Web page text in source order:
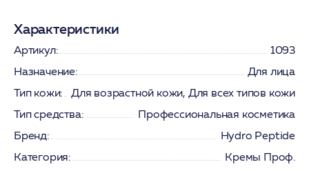
Характеристики
Артикул:
1093
Назначение:
Для лица
Тип кожи:
Для возрастной кожи, Для всех типов кожи
Тип средства:
Профессиональная косметика
Бренд:
Hydro Peptide
Категория:
Кремы Проф.